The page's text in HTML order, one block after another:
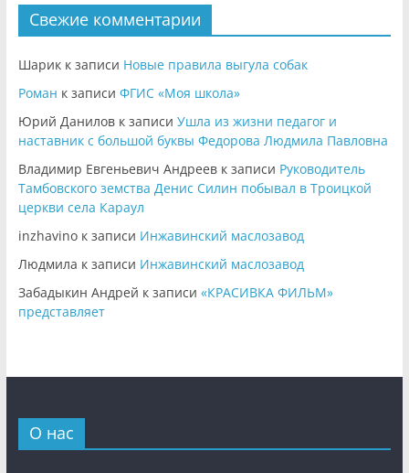
Свежие комментарии
Шарикк записи Новые правила выгула собак
Роман к записи ФГИС «Моя школа»
Юрий Даниловк записи Ушла из жизни педагог и
наставник с большой буквы Федорова Людмила Павловна
Владимир Евгеньевич Андреевк записи Руководитель
Тамбовского земства Денис Силин побывал в Троицкой
церкви села Караул
inzhavinoк записи Инжавинский маслозавод
Людмила к записи Инжавинский маслозавод
Забадыкин Андрей к записи «КРАСИВКА ФИЛЬМ»
представляет
О нас